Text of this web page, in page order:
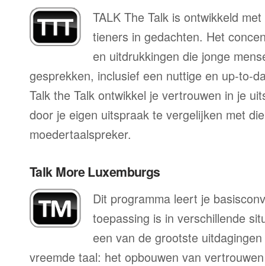
TALK The Talk is ontwikkeld
tieners in gedachten. Het
en uitdrukkingen die jonge
gesprekken, inclusief een nuttige en up-to-
Talk the Talk ontwikkel je vertrouwen in je
door je eigen uitspraak te vergelijken met
moedertaalspreker.
Talk More Luxemburgs
Dit programma leert je
toepassing is in verschillende
een van de grootste
vreemde taal: het opbouwen van